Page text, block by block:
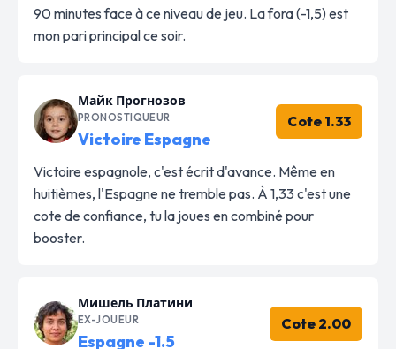
90 minutes face à ce niveau de jeu. La fora (-1,5) est
mon pari principal ce soir.
Майк Прогнозов
PRONOSTIQUEUR
Victoire Espagne
Cote 1.33
Victoire espagnole, c'est écrit d'avance. Même en
huitièmes, l'Espagne ne tremble pas. À 1,33 c'est une
cote de confiance, tu la joues en combiné pour
booster.
Мишель Платини
EX-JOUEUR
Espagne -1.5
Cote 2.00